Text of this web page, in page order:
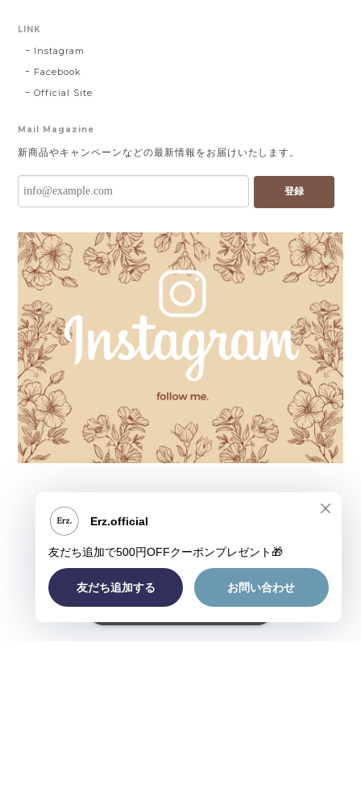
LINK
Instagram
Facebook
Official Site
Mail Magazine
新商品やキャンペーンなどの最新情報をお届けいたします。
登録
ショップに質問する